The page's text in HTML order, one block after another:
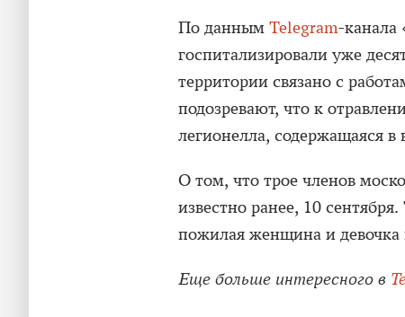
По данным Telegram-канала
госпитализировали уже
территории связано с
подозревают, что к
легионелла, содержащаяся в
О том, что трое членов
известно ранее, 10
пожилая женщина и девочка
Еще больше интересного в